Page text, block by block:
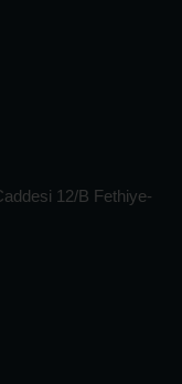
12/B Fethiye-